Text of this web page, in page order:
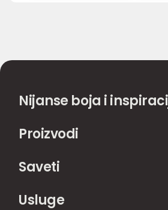
Nijanse boja i
Proizvodi
Saveti
Usluge